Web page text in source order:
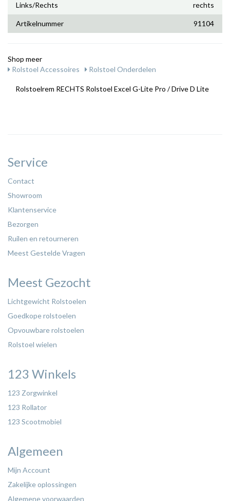
Links/Rechts rechts
Artikelnummer 91104
Shop meer
Rolstoel Accessoires
Rolstoel Onderdelen
Rolstoelrem RECHTS Rolstoel Excel G-Lite Pro / Drive D Lite
Service
Contact
Showroom
Klantenservice
Bezorgen
Ruilen en retourneren
Meest Gestelde Vragen
Meest Gezocht
Lichtgewicht Rolstoelen
Goedkope rolstoelen
Opvouwbare rolstoelen
Rolstoel wielen
123 Winkels
123 Zorgwinkel
123 Rollator
123 Scootmobiel
Algemeen
Mijn Account
Zakelijke oplossingen
Algemene voorwaarden